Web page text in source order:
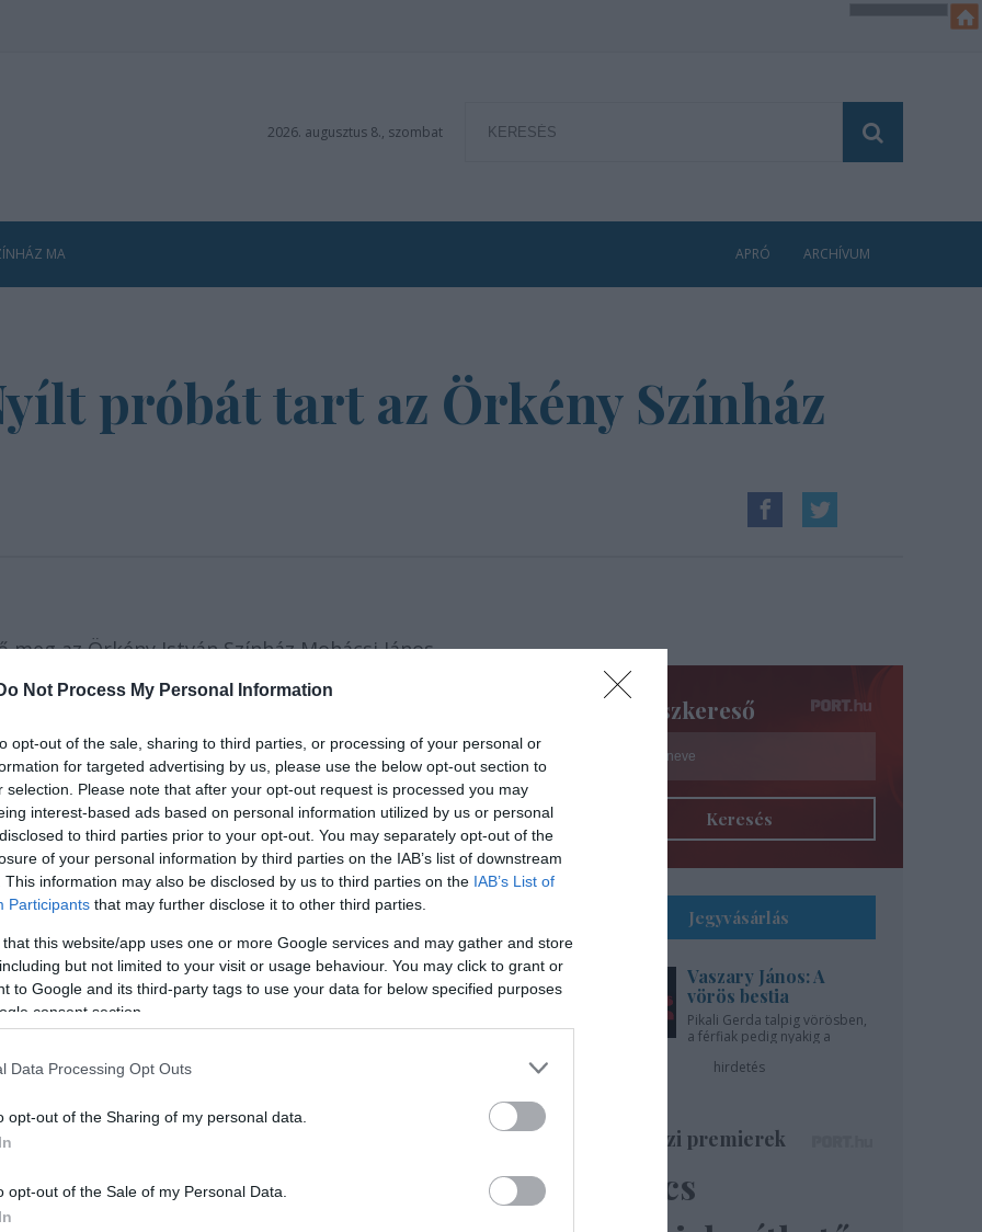
Not Process My Personal Information
opt-out of the sale, sharing to third parties, or processing of your personal or
for targeted advertising by us, please use the below opt-out section to
selection. Please note that after your opt-out request is processed you may
interest-based ads based on personal information utilized by us or personal
to third parties prior to your opt-out. You may separately opt-out of the
of your personal information by third parties on the IAB’s list of downstream
This information may also be disclosed by us to third parties on the IAB’s List of
Participants that may further disclose it to other third parties.
that this website/app uses one or more Google services and may gather and store
but not limited to your visit or usage behaviour. You may click to grant or
to Google and its third-party tags to use your data for below specified purposes
consent section.
Data Processing Opt Outs
opt-out of the Sharing of my personal data.
opt-out of the Sale of my Personal Data.
2026. augusztus 8., szombat
MA APRÓ ARCHÍVUM
próbát tart az Örkény Színház
az Örkény István Színház Mohácsi János
beteg című előadás nyílt próbája.
2013. december 2-án
os áron.
nem áll módunkban
meg. A regisztrációt
estén az Örkény nézőterén.
vezet. Ma még megmosolygod
köpültet, de ha maholnap
minden szakember csak együttérzőn tárja szét a
Színészkereső
Keresés
Jegyvásárlás
Vaszary János: A
vörös bestia
Pikali Gerda talpig vörösben,
a férfiak pedig nyakig a
hirdetés
Színházi premierek
Nincs